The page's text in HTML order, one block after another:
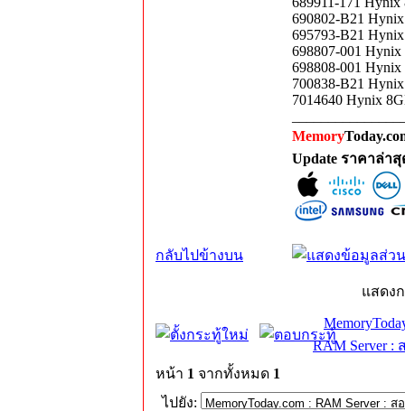
690802-B21
695793-B21
698807-001
698808-001
700838-B21
7014640 Hynix
Memory
Update ราคาล่า
กลับไปข้างบน
แสดง
RAM Server :
หน้า 1 จากทั้งหมด 1
ไปยัง: